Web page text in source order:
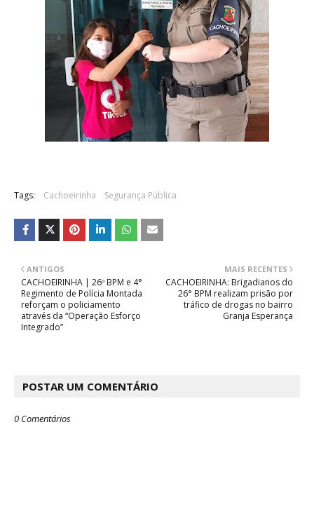
Tags: Cachoeirinha Segurança Pública
MAIS RECENTES
CACHOEIRINHA: Brigadianos do
26° BPM realizam prisão por
tráfico de drogas no bairro
Granja Esperança
ANTIGOS
CACHOEIRINHA | 26º BPM e 4°
Regimento de Polícia Montada
reforçam o policiamento
através da “Operação Esforço
Integrado”
POSTAR UM COMENTÁRIO
0 Comentários